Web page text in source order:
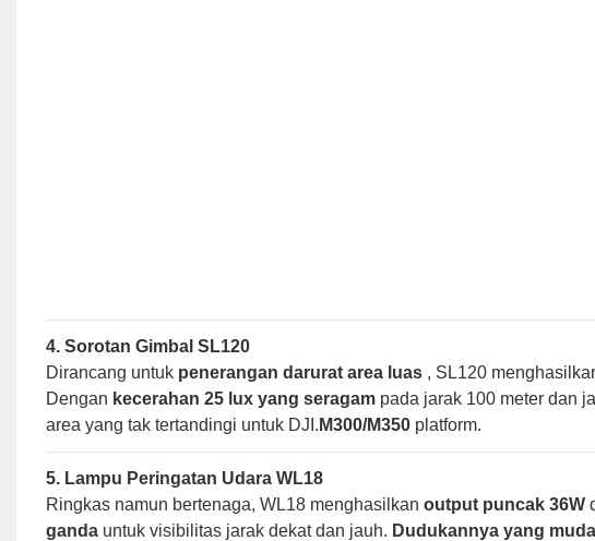
4. Sorotan Gimbal SL120
Dirancang untuk penerangan darurat area luas, SL120
Dengan kecerahan 25 lux yang seragampada jarak 100 meter dan
area yang tak tertandingi untuk DJI. M300/M350platform.
5. Lampu Peringatan Udara WL18
Ringkas namun bertenaga, WL18 menghasilkan output puncak 36W
gandauntuk visibilitas jarak dekat dan jauh. Dudukannya yang